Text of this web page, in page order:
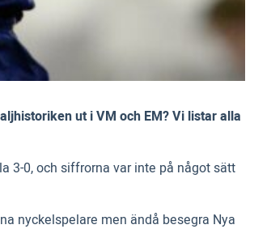
ut i VM och EM? Vi listar alla
3-0, och siffrorna var inte på något sätt
nyckelspelare men ändå besegra Nya